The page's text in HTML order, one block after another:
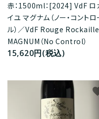
赤：1500ml：[2024] VdF ロ
イユ マグナム（ノー・コントロ
ル）／VdF Rouge Rockaille
MAGNUM（No Control）
15,620円(税込)